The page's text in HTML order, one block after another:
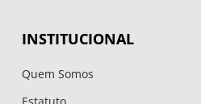
INSTITUCIONAL
Quem Somos